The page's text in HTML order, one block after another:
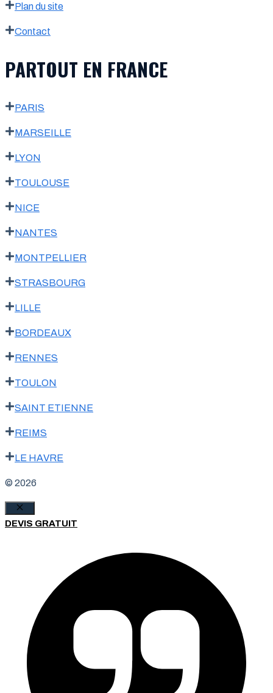
Plan du site
Contact
PARTOUT EN FRANCE
PARIS
MARSEILLE
LYON
TOULOUSE
NICE
NANTES
MONTPELLIER
STRASBOURG
LILLE
BORDEAUX
RENNES
TOULON
SAINT ETIENNE
REIMS
LE HAVRE
© 2026
Fermer
DEVIS GRATUIT